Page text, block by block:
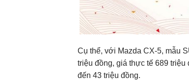
Cụ thể, với Mazda CX-5, mẫu
triệu đồng, giá thực tế 689
đến 43 triệu đồng.